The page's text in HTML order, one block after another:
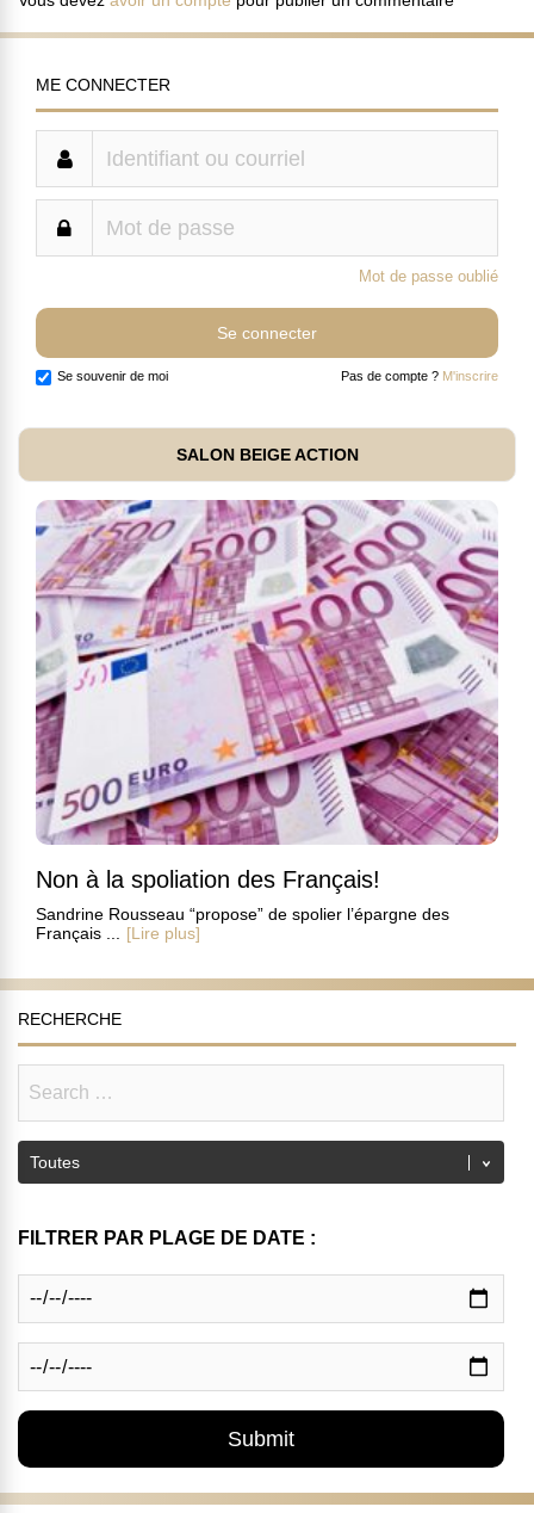
ME CONNECTER
Mot de passe oublié
Se souvenir de moi Pas de compte ? M'inscrire
SALON BEIGE ACTION
Non à la spoliation des Français!
Sandrine Rousseau “propose” de spolier l’épargne des
Français ...
[Lire plus]
RECHERCHE
FILTRER PAR PLAGE DE DATE :